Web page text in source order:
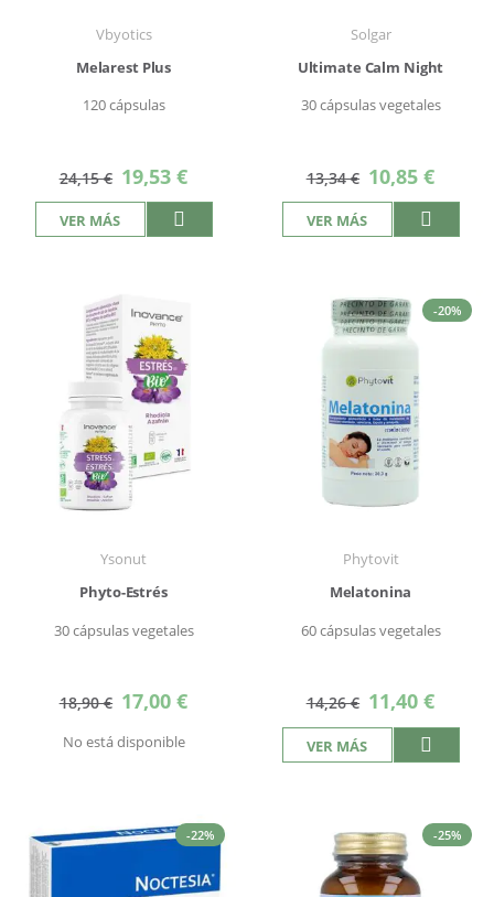
Vbyotics
Melarest Plus
120 cápsulas
24,15 € Precio
especial
19,53 €
VER MÁS
Solgar
Ultimate Calm Night
30 cápsulas vegetales
13,34 € Precio
especial
10,85 €
VER MÁS
Ysonut
Phyto-Estrés
30 cápsulas vegetales
18,90 € Precio
especial
17,00 €
No está disponible
-20%
Phytovit
Melatonina
60 cápsulas vegetales
14,26 € Precio
especial
11,40 €
VER MÁS
-22% -25%